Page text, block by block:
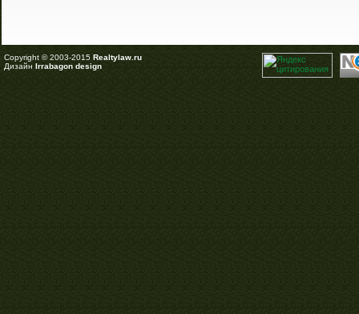
Copyright © 2003-2015 Realtylaw.ru
Дизайн Irrabagon design